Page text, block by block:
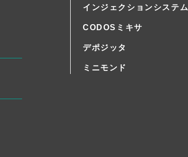
インジェクションシステム
CODOSミキサ
デポジッタ
ミニモンド